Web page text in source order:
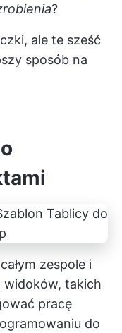
?
ale te sześć
sposób na
zespole i
takich
pracę
do